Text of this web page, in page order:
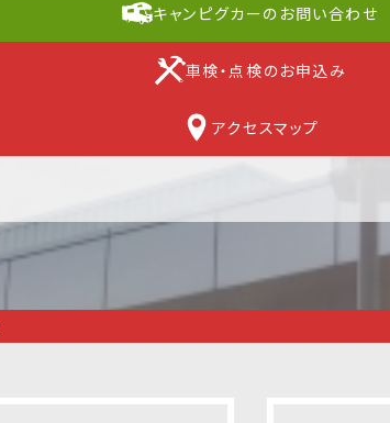
キャンピグカーのお問い合わせ
車検・点検のお申込み
アクセスマップ